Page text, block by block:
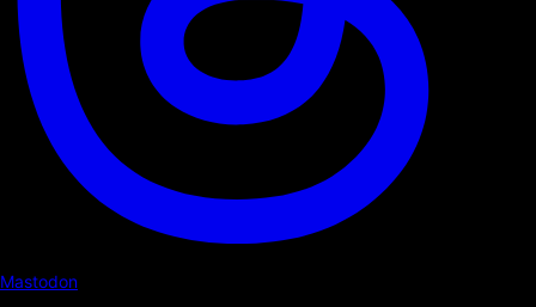
Mastodon